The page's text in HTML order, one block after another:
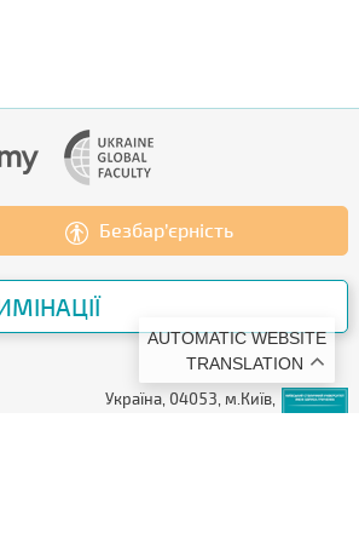
AUTOMATIC WEBSITE
TRANSLATION
Безбар’єрність
Україна, 04053, м.Київ,